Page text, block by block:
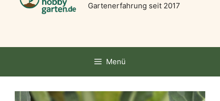
Gartenerfahrung seit 2017
Menü